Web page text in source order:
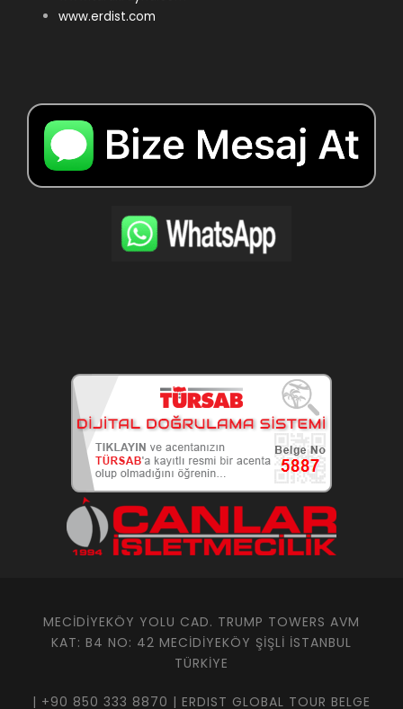
www.erdist.com
MECIDIYEKÖY YOLU CAD. TRUMP TOWERS AVM
KAT: B4 NO: 42 MECIDIYEKÖY ŞIŞLI İSTANBUL
TÜRKIYE
| +90 850 333 8870 | ERDIST GLOBAL TOUR BELGE